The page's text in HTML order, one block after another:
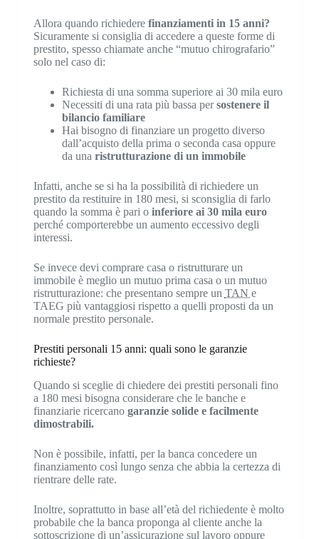
Allora quando richiedere finanziamenti in 15 anni?
Sicuramente si consiglia di accedere a queste forme di
prestito, spesso chiamate anche “mutuo chirografario”
solo nel caso di:
Richiesta di una somma superiore ai 30 mila euro
Necessiti di una rata più bassa persostenere il
bilancio familiare
Hai bisogno di finanziare un progetto diverso
dall’acquisto della prima o seconda casa oppure
da una ristrutturazione di un immobile
Infatti, anche se si ha la possibilità di richiedere un
prestito da restituire in 180 mesi, si sconsiglia di farlo
quando la somma è pari o inferiore ai 30 mila euro
perché comporterebbe un aumento eccessivo degli
interessi.
Se invece devi comprare casa o ristrutturare un
immobile è meglio un mutuo prima casa o un mutuo
ristrutturazione: che presentano sempre un TAN e
TAEG più vantaggiosi rispetto a quelli proposti da un
normale prestito personale.
Prestiti personali 15 anni: quali sono le garanzie
richieste?
Quando si sceglie di chiedere dei prestiti personali fino
a 180 mesi bisogna considerare che le banche e
finanziarie ricercano garanzie solide e facilmente
dimostrabili.
Non è possibile, infatti, per la banca concedere un
finanziamento così lungo senza che abbia la certezza di
rientrare delle rate.
Inoltre, soprattutto in base all’età del richiedente è molto
probabile che la banca proponga al cliente anche la
sottoscrizione di un’assicurazione sul lavoro oppure